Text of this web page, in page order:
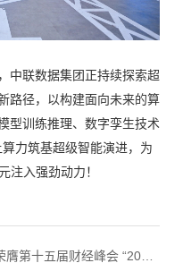
中联数据集团正持续探索超
路径，以构建面向未来的算
型训练推理、数字孪生技术
力筑基超级智能演进，为
注入强劲动力！
届财经峰会 “2026ESG 践行典范奖”！